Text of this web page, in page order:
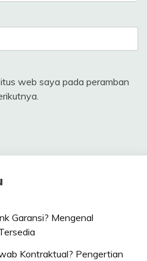
web saya pada peramban
Garansi? Mengenal
Kontraktual? Pengertian